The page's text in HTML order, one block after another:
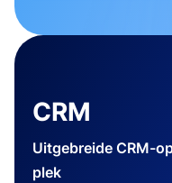
CRM
Uitgebreide CRM-
plek